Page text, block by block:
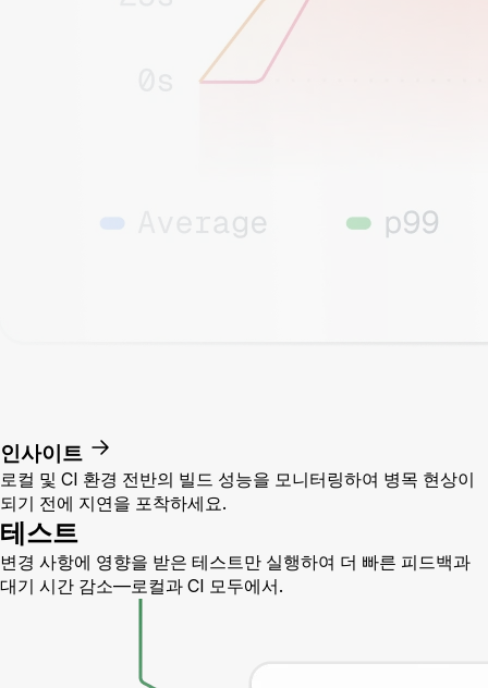
인사이트
로컬 및 CI 환경 전반의 빌드 성능을 모니터링하여 병목 현상이
되기 전에 지연을 포착하세요.
테스트
변경 사항에 영향을 받은 테스트만 실행하여 더 빠른 피드백과
대기 시간 감소—로컬과 CI 모두에서.